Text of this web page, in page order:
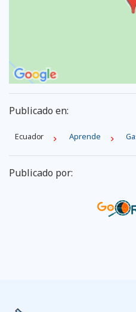
Publicado en:
Ecuador Aprende
Publicado por: